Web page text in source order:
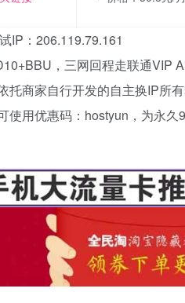
IP：206.119.79.161
，三网回程走联通VIP
托商家自行开发的自主换IP所
使用优惠码：hostyun，为永